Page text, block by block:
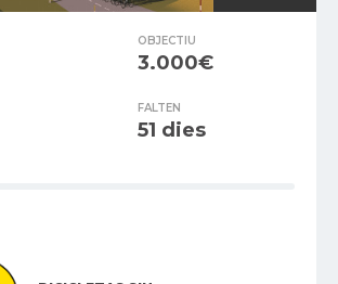
OBJECTIU
3.000€
FALTEN
51 dies